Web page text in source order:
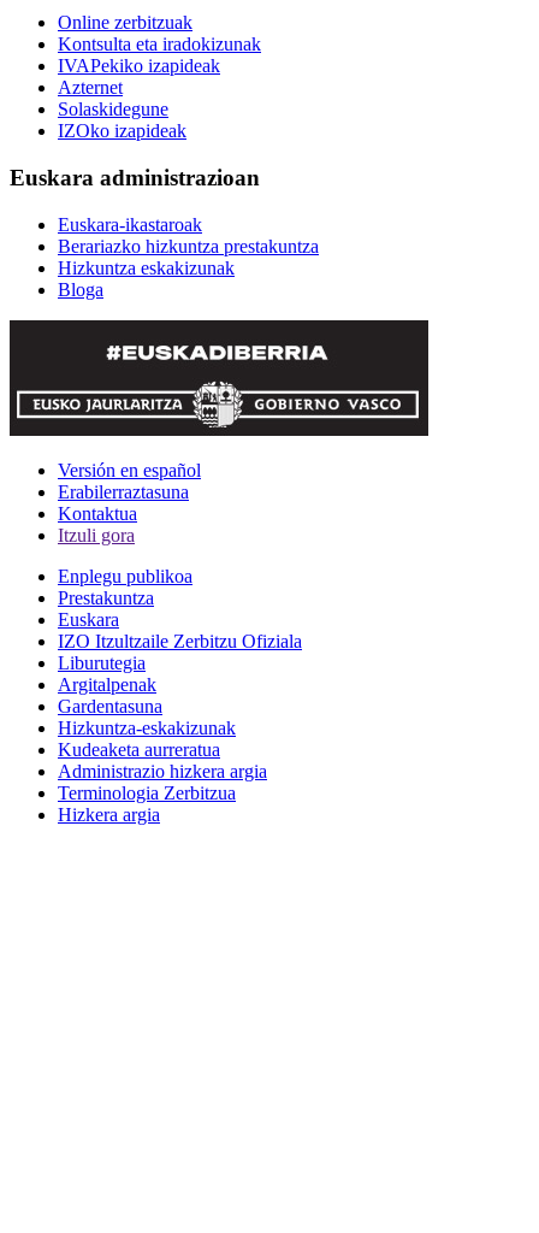
Online zerbitzuak
Kontsulta eta iradokizunak
IVAPekiko izapideak
Azternet
Solaskidegune
IZOko izapideak
Euskara administrazioan
Euskara-ikastaroak
Berariazko hizkuntza prestakuntza
Hizkuntza eskakizunak
Bloga
Versión en español
Erabilerraztasuna
Kontaktua
Itzuli gora
Enplegu publikoa
Prestakuntza
Euskara
IZO Itzultzaile Zerbitzu Ofiziala
Liburutegia
Argitalpenak
Gardentasuna
Hizkuntza-eskakizunak
Kudeaketa aurreratua
Administrazio hizkera argia
Terminologia Zerbitzua
Hizkera argia